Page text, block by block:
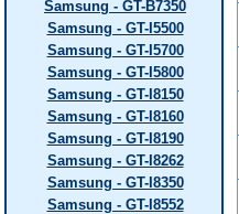
Samsung - GT-B7350
Samsung - GT-I5500
Samsung - GT-I5700
Samsung - GT-I5800
Samsung - GT-I8150
Samsung - GT-I8160
Samsung - GT-I8190
Samsung - GT-I8262
Samsung - GT-I8350
Samsung - GT-I8552